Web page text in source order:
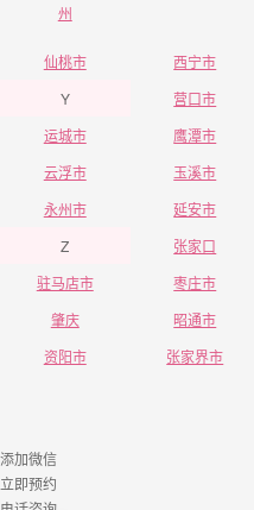
州
仙桃市
西宁市
Y
营口市
运城市
鹰潭市
云浮市
玉溪市
永州市
延安市
Z
张家口
驻马店市
枣庄市
肇庆
昭通市
资阳市
张家界市
添加微信
立即预约